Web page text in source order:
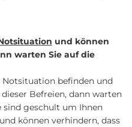
und können
warten Sie auf die
Notsituation befinden und
Befreien, dann warten
sind geschult um Ihnen
können verhindern, dass